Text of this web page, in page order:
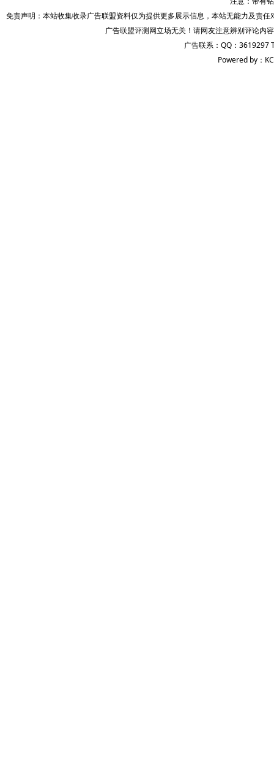
免责声明：本站收集收录广告联盟资料仅为提供更多展示信息，本站无能力及责
广告联盟评测网立场无关！请网友注意辨别评论内
广告联系：QQ：3619297
Powered by：